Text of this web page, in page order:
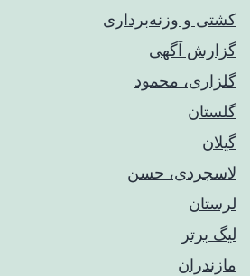
کشتی و وزنه‌برداری
گزارش آگهی
گلزاری، محمود
گلستان
گیلان
لاسجردی، حسن
لرستان
لیگ برتر
مازندران